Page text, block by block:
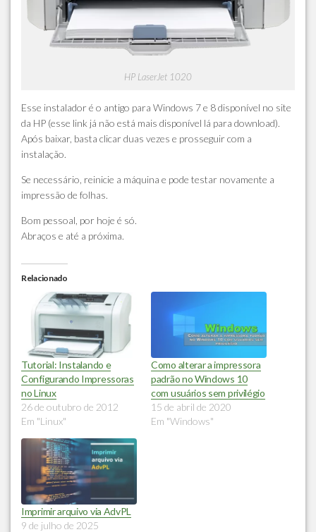
HP LaserJet 1020
Esse instalador é o antigo para Windows 7 e 8 disponível no site
da HP (esse link já não está mais disponível lá para download).
Após baixar, basta clicar duas vezes e prosseguir com a
instalação.
Se necessário, reinicie a máquina e pode testar novamente a
impressão de folhas.
Bom pessoal, por hoje é só.
Abraços e até a próxima.
Relacionado
Tutorial: Instalando e
Configurando Impressoras
no Linux
26 de outubro de 2012
Em "Linux"
Como alterar a impressora
padrão no Windows 10
com usuários sem privilégio
15 de abril de 2020
Em "Windows"
Imprimir arquivo via AdvPL
9 de julho de 2025